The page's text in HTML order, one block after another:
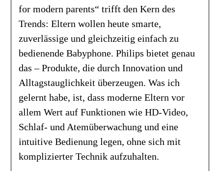
for modern parents“ trifft den Kern des
Trends: Eltern wollen heute smarte,
zuverlässige und gleichzeitig einfach zu
bedienende Babyphone. Philips bietet genau
das – Produkte, die durch Innovation und
Alltagstauglichkeit überzeugen. Was ich
gelernt habe, ist, dass moderne Eltern vor
allem Wert auf Funktionen wie HD-Video,
Schlaf- und Atemüberwachung und eine
intuitive Bedienung legen, ohne sich mit
komplizierter Technik aufzuhalten.